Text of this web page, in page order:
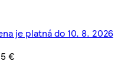
je platná do 10. 8. 2026
€